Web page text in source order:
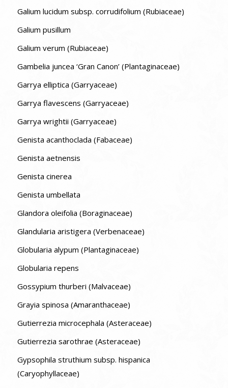
Galium lucidum subsp. corrudifolium (Rubiaceae)
Galium pusillum
Galium verum (Rubiaceae)
Gambelia juncea ‘Gran Canon’ (Plantaginaceae)
Garrya elliptica (Garryaceae)
Garrya flavescens (Garryaceae)
Garrya wrightii (Garryaceae)
Genista acanthoclada (Fabaceae)
Genista aetnensis
Genista cinerea
Genista umbellata
Glandora oleifolia (Boraginaceae)
Glandularia aristigera (Verbenaceae)
Globularia alypum (Plantaginaceae)
Globularia repens
Gossypium thurberi (Malvaceae)
Grayia spinosa (Amaranthaceae)
Gutierrezia microcephala (Asteraceae)
Gutierrezia sarothrae (Asteraceae)
Gypsophila struthium subsp. hispanica
(Caryophyllaceae)